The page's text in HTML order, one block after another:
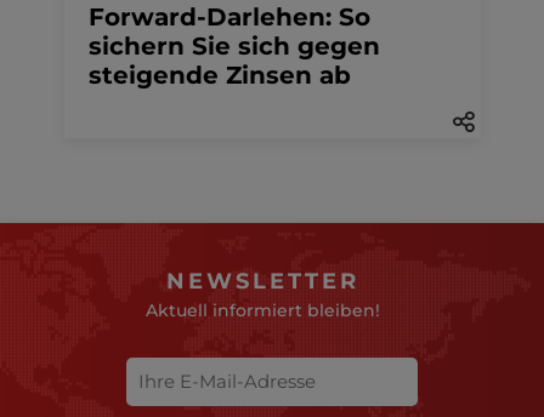
Forward-Darlehen: So
sichern Sie sich gegen
steigende Zinsen ab
NEWSLETTER
Aktuell informiert bleiben!